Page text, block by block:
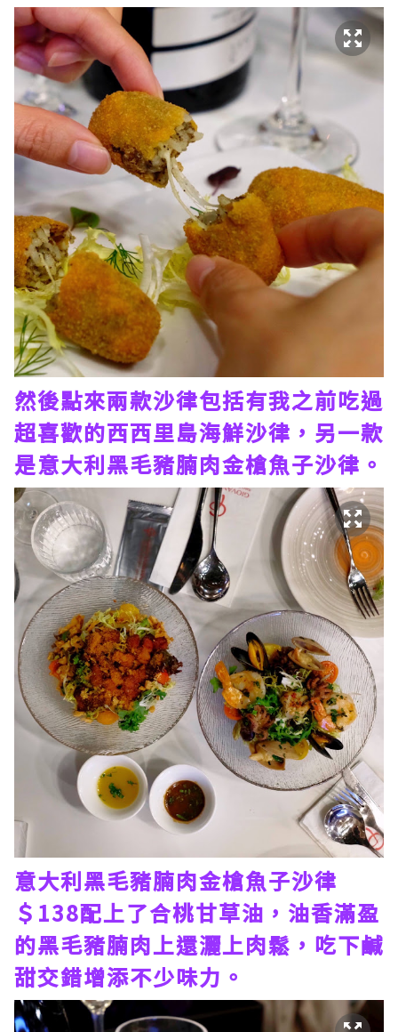
然後點來兩款沙律包括有我之前吃過
超喜歡的西西里島海鮮沙律，另一款
是意大利黑毛豬腩肉金槍魚子沙律。
意大利黑毛豬腩肉金槍魚子沙律
＄138配上了合桃甘草油，油香滿盈
的黑毛豬腩肉上還灑上肉鬆，吃下鹹
甜交錯增添不少味力。